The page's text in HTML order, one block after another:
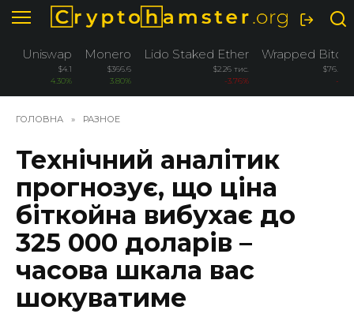
Перейти
до
вмісту
Uniswap
$4.1
4.30%
Monero
$366.6
3.80%
Lido Staked Ether
$2.26 тис.
-3.76%
Wrapped
$76.2
-
ГОЛОВНА » РАЗНОЕ
Технічний аналітик
прогнозує, що ціна
біткойна вибухає до
325 000 доларів –
часова шкала вас
шокуватиме